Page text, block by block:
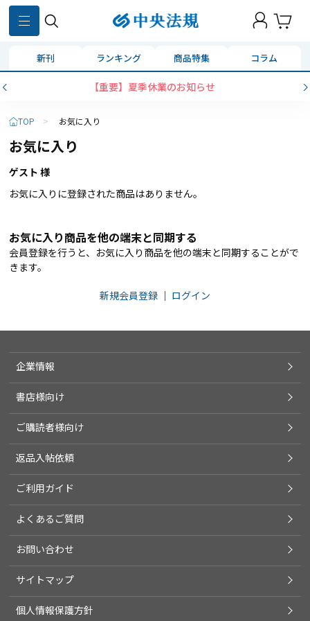
新刊 ランキング 商品特集 コラム
【重要】夏季休業のお知らせ
TOP > お気に入り
お気に入り
ゲスト 様
お気に入りに登録された商品はありません。
お気に入り商品を他の端末と同期する
会員登録を行うと、お気に入り商品を他の端末と同期することがで
きます。
新規会員登録 ｜ ログイン
企業情報
書店様向け
ご購読者様向け
返品入帖依頼
ご利用ガイド
よくあるご質問
お問い合わせ
サイトマップ
個人情報保護方針